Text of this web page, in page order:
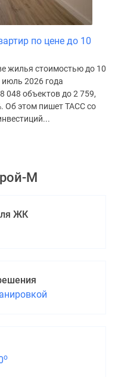
по цене до 10
жилья стоимостью до 10
июль 2026 года
048 объектов до 2 759,
Об этом пишет ТАСС со
М
ЖК
о